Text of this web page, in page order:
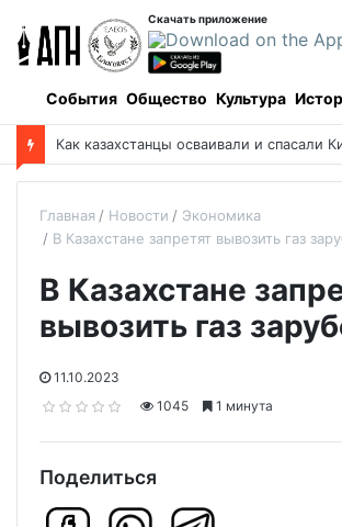
Скачать приложение
События Общество Культура
Как казахстанцы осваивали и спасали
Главная Новости
Экономика
В Казахстане запретят вывозить газ
В Казахстане
вывозить газ
11.10.2023
1045
1 минута
Поделиться